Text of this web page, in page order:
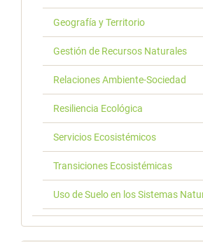
Geografía y Territorio
Gestión de Recursos Naturales
Relaciones Ambiente-Sociedad
Resiliencia Ecológica
Servicios Ecosistémicos
Transiciones Ecosistémicas
Uso de Suelo en los Sistemas